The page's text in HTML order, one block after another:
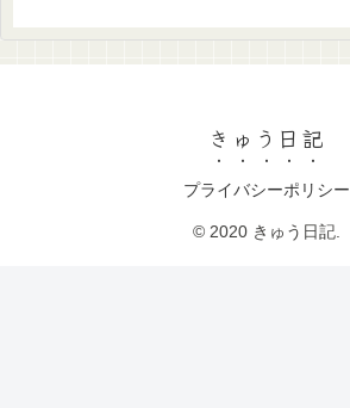
きゅう日記
プライバシーポリシー
© 2020 きゅう日記.